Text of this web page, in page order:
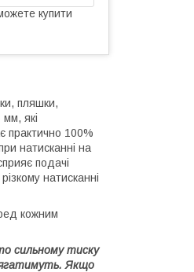
купити
пляшки,
які
практично 100%
натисканні на
подачі
натисканні
кожним
сильному тиску
Якщо